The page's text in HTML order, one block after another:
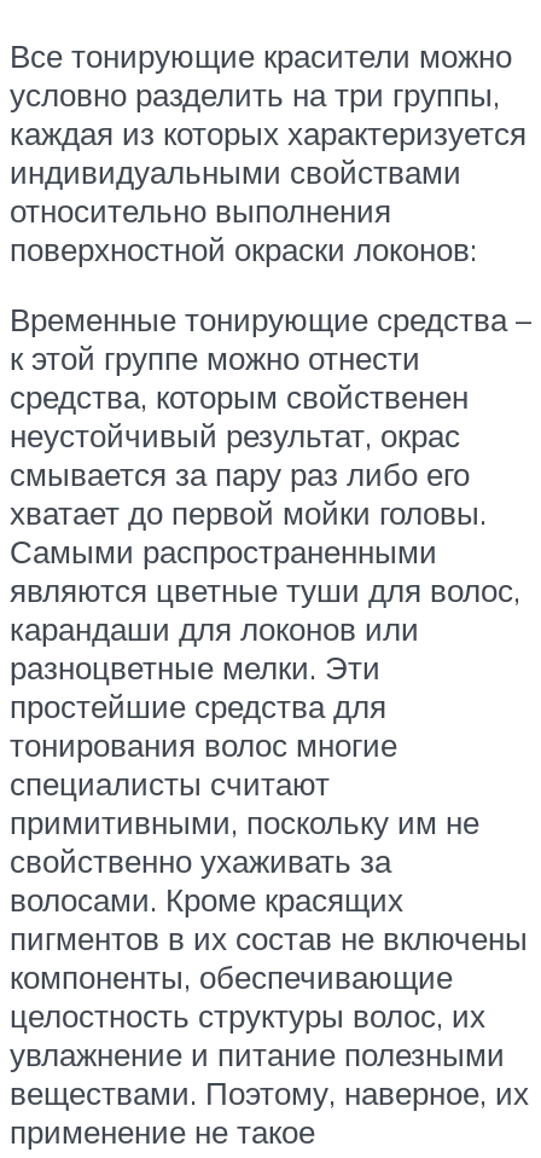
Все тонирующие красители можно
условно разделить на три группы,
каждая из которых характеризуется
индивидуальными свойствами
относительно выполнения
поверхностной окраски локонов:
Временные тонирующие средства –
к этой группе можно отнести
средства, которым свойственен
неустойчивый результат, окрас
смывается за пару раз либо его
хватает до первой мойки головы.
Самыми распространенными
являются цветные туши для волос,
карандаши для локонов или
разноцветные мелки. Эти
простейшие средства для
тонирования волос многие
специалисты считают
примитивными, поскольку им не
свойственно ухаживать за
волосами. Кроме красящих
пигментов в их состав не включены
компоненты, обеспечивающие
целостность структуры волос, их
увлажнение и питание полезными
веществами. Поэтому, наверное, их
применение не такое